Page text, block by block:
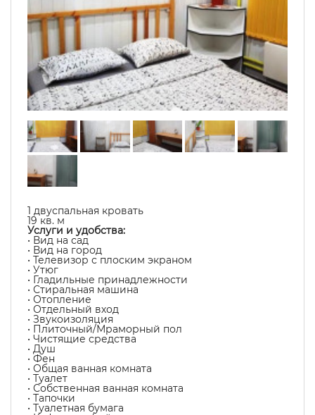
1 двуспальная кровать
19 кв. м
Услуги и удобства:
• Вид на сад
• Вид на город
• Телевизор с плоским экраном
• Утюг
• Гладильные принадлежности
• Стиральная машина
• Отопление
• Отдельный вход
• Звукоизоляция
• Плиточный/Мраморный пол
• Чистящие средства
• Душ
• Фен
• Общая ванная комната
• Туалет
• Собственная ванная комната
• Тапочки
• Туалетная бумага